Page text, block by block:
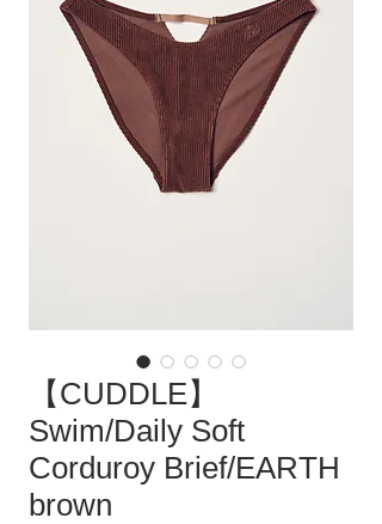
【CUDDLE】
Swim/Daily Soft
Corduroy Brief/EARTH
brown